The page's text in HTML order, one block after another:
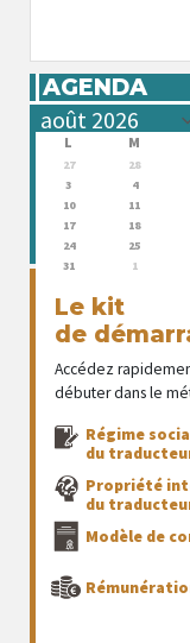
AGENDA
L M
27 28
3
4
10
11
17
18
24
25
31
1
Le kit
de
Accédez
débuter dans le
Régime
du
Propriété
du
Modèle de